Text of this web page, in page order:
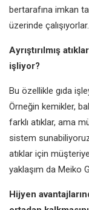
bertarafına imkan
üzerinde çalışıyorlar.
Ayrıştırılmış
işliyor?
Bu özellikle gıda
Örneğin kemikler,
farklı atıklar, ama
sistem
atıklar için müşteriye
yaklaşım da Meiko
Hijyen